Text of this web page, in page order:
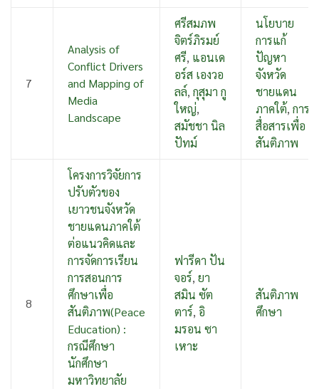
7
Analysis of
Conflict Drivers
and Mapping of
Media
Landscape
ศรีสมภพ
จิตร์ภิรมย์
ศรี, แอนเด
อร์ส เองวอ
ลล์, กุสุมา กู
ใหญ่,
สมัชชา นิล
ปัทม์
นโยบาย
การแก้
ปัญหา
จังหวัด
ชายแดน
ภาคใต้, การ
สื่อสารเพื่อ
สันติภาพ
8
โครงการวิจัยการ
ปรับตัวของ
เยาวชนจังหวัด
ชายแดนภาคใต้
ต่อแนวคิดและ
การจัดการเรียน
การสอนการ
ศึกษาเพื่อ
สันติภาพ(Peace
Education) :
กรณีศึกษา
นักศึกษา
มหาวิทยาลัย
ฟารีดา ปัน
จอร์, ยา
สมิน ซัต
ตาร์, อิ
มรอน ซา
เหาะ
สันติภาพ
ศึกษา